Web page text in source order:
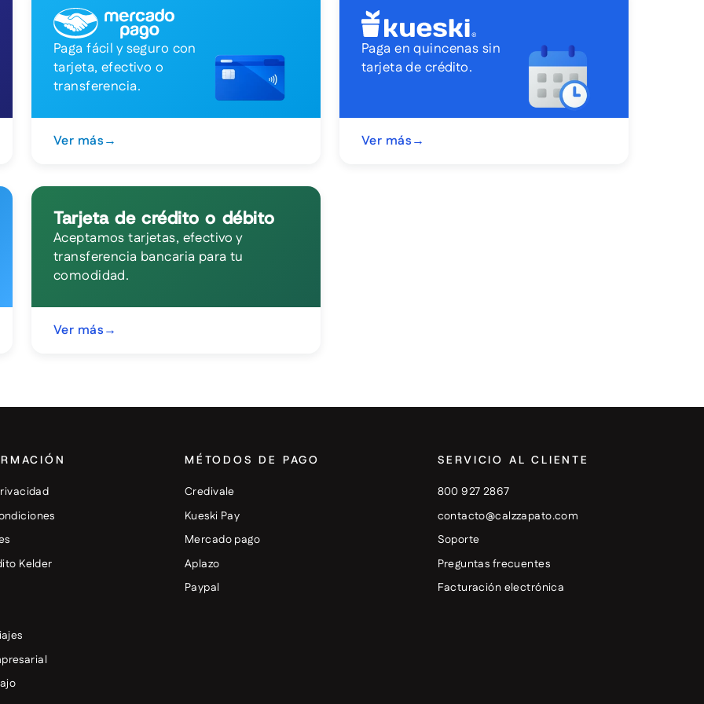
Paga fácil y seguro con
tarjeta, efectivo o
transferencia.
Ver más→
Paga en quincenas sin
tarjeta de crédito.
Ver más→
Tarjeta de crédito o débito
Aceptamos tarjetas, efectivo y
transferencia bancaria para tu
comodidad.
Ver más→
Kelder
MÉTODOS DE PAGO
Credivale
Kueski Pay
Mercado pago
Aplazo
Paypal
SERVICIO AL CLIENTE
800 927 2867
contacto@calzzapato.com
Soporte
Preguntas frecuentes
Facturación electrónica